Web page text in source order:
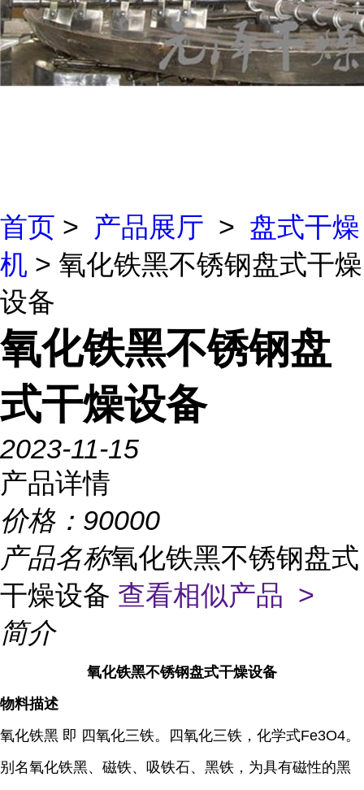
首页 > 产品展厅 > 盘式干燥
机 > 氧化铁黑不锈钢盘式干燥
设备
氧化铁黑不锈钢盘
式干燥设备
2023-11-15
产品详情
价格： 90000
产品名称氧化铁黑不锈钢盘式
干燥设备 查看相似产品 >
简介
氧化铁黑不锈钢盘式干燥设备
物料描述
氧化铁黑 即 四氧化三铁。四氧化三铁，化学式Fe3O4。
别名氧化铁黑、磁铁、吸铁石、黑铁，为具有磁性的黑